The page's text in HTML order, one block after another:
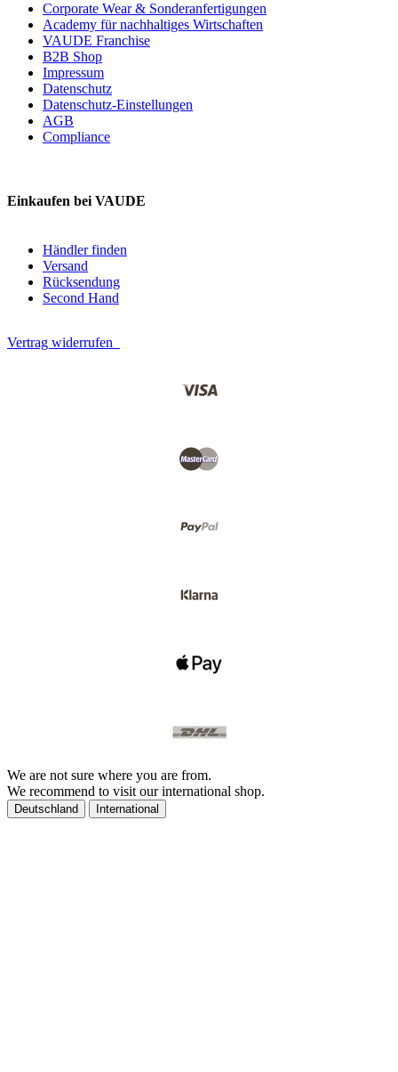
Corporate Wear & Sonderanfertigungen
Academy für nachhaltiges Wirtschaften
VAUDE Franchise
B2B Shop
Impressum
Datenschutz
Datenschutz-Einstellungen
AGB
Compliance
Einkaufen bei VAUDE
Händler finden
Versand
Rücksendung
Second Hand
Vertrag widerrufen
We are not sure where you are from.
We recommend to visit our international shop.
Deutschland International